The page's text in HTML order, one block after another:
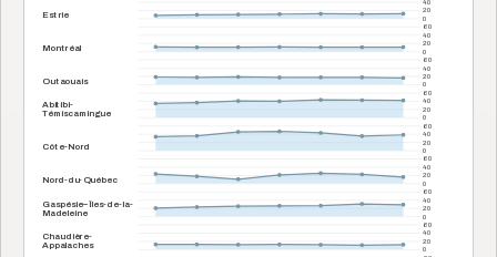
0
20
40
0
20
40
60
0
20
40
60
0
20
40
60
0
20
40
60
0
20
40
60
0
20
40
60
0
20
40
60
Estrie
Montréal
Outaouais
Abitibi-
Témiscamingue
Côte-Nord
Nord-du-Québec
Gaspésie–Îles-de-la-
Madeleine
Chaudière-
Appalaches